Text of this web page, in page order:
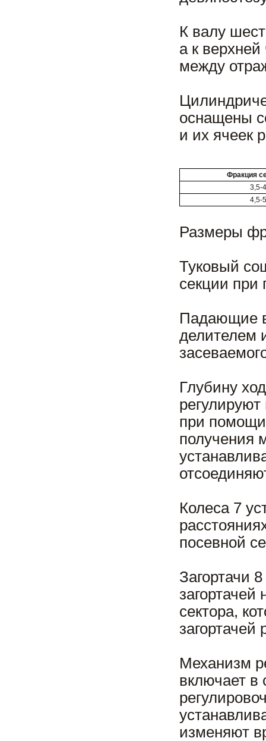
К валу
а к
между
оснащены
и их ячеек
Фракция
3,5-
4,5-
Размеры
Туковый
секции
Падающие
делителем
Глубину
при
получения
Колеса 7
посевной
Загортачи
загортачей
сектора,
загортачей
Механизм
включает в
изменяют